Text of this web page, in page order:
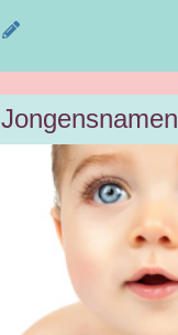
Jongensnamen